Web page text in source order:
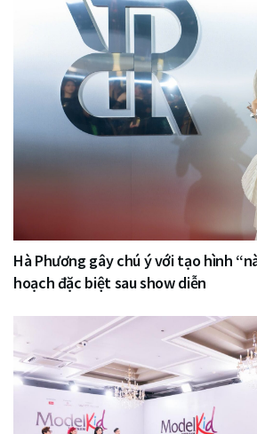
Hà Phương gây chú ý với tạo hình
hoạch đặc biệt sau show diễn